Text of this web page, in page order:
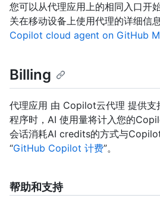
您可以从代理应用上的相同入口开
关在移动设备上使用代理的详细信
Copilot cloud agent on GitHub
Billing
代理应用 由 Copilot云代理 提供支
程序时，AI 使用量将计入您的
会话消耗AI credits的方式与
“GitHub Copilot 计费”。
帮助和支持